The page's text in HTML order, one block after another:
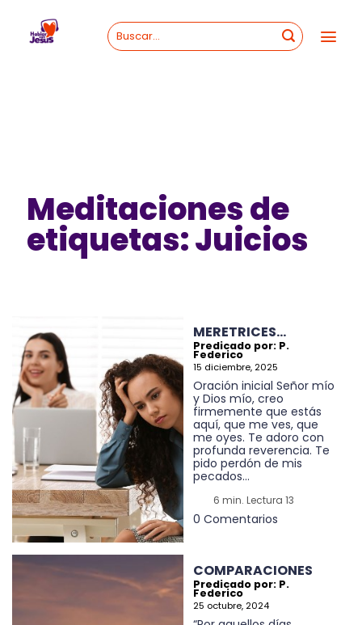
content
Meditaciones de
etiquetas: Juicios
MERETRICES…
Predicado por: P.
Federico
15 diciembre, 2025
Oración inicial Señor mío
y Dios mío, creo
firmemente que estás
aquí, que me ves, que
me oyes. Te adoro con
profunda reverencia. Te
pido perdón de mis
pecados...
6 min. Lectura 13
0 Comentarios
COMPARACIONES
Predicado por: P.
Federico
25 octubre, 2024